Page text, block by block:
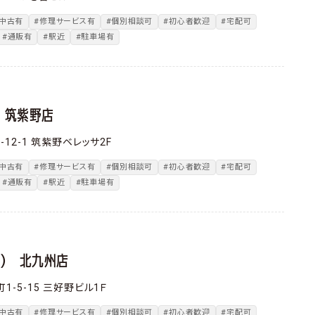
古有 #修理サービス有 #個別相談可 #初心者歓迎
#宅配可
#通販有
#駅近 #駐車場有
筑紫野店
1 筑紫野ベレッサ2F
古有 #修理サービス有 #個別相談可 #初心者歓迎
#宅配可
#通販有
#駅近 #駐車場有
北九州店
1-5-15 三好野ビル1Ｆ
古有 #修理サービス有 #個別相談可 #初心者歓迎 #宅配可